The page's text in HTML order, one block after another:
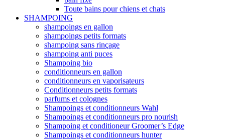
Toute bains pour chiens et chats
SHAMPOING
shampoings en gallon
shampoings petits formats
shampoing sans rinçage
shampoing anti puces
Shampoing bio
conditionneurs en gallon
conditionneurs en vaporisateurs
Conditionneurs petits formats
parfums et colognes
Shampoings et conditionneurs Wahl
Shampoings et conditionneurs pro nourish
Shampoing et conditioneur Groomer’s Edge
Shampoings et conditionneurs hunter